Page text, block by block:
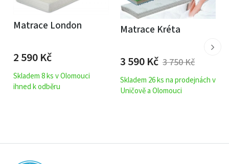
Matrace London
2 590Kč
Skladem 8 ks v Olomouci
ihned k odběru
Matrace Kréta
3 590Kč 3 750Kč
Skladem 26 ks na prodejnách v
Uničově a Olomouci